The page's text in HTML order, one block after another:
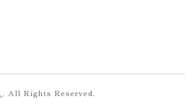
. All Rights Reserved.